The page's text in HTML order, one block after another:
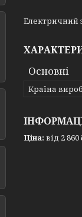
Електричний
Основні
Країна
Ціна: від 2 860